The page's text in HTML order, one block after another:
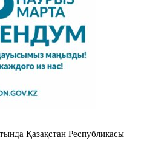
Қазақстан Республикасы